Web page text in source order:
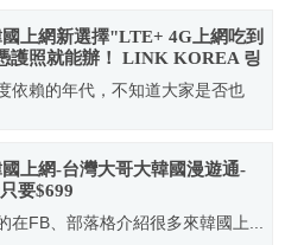
國上網新選擇"LTE+ 4G上網吃到
護照就能辦！ LINK KOREA 링
年新辦公室地址更新
依賴的年代，不知道大家是否也
國上網-台灣大哥大韓國漫遊通-
要$699
在FB、部落格介紹很多來韓國上...